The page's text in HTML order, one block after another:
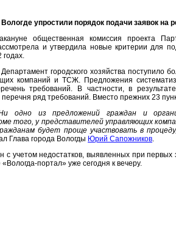
Вологде упростили порядок подачи заявок на
общественная комиссия проекта
и утвердила новые критерии для
годах.
Департамент городского хозяйства поступило
компаний и ТСЖ. Предложения
требований. В частности, в
ряд требований. Вместо прежних 23
одно из предложений граждан и
того, у представителей управляющих
будет проще участвовать в
Глава города Вологды Юрий Сапожников.
учетом недостатков, выявленных при первых
портал» уже сегодня к вечеру.